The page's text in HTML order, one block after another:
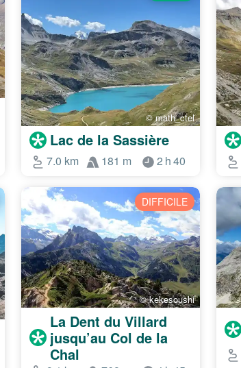
© math_ctel
Lac de la Sassière
7.0 km 181 m 2 h 40
DIFFICILE
© kekesoushi
La Dent du Villard
jusqu’au Col de la
Chal